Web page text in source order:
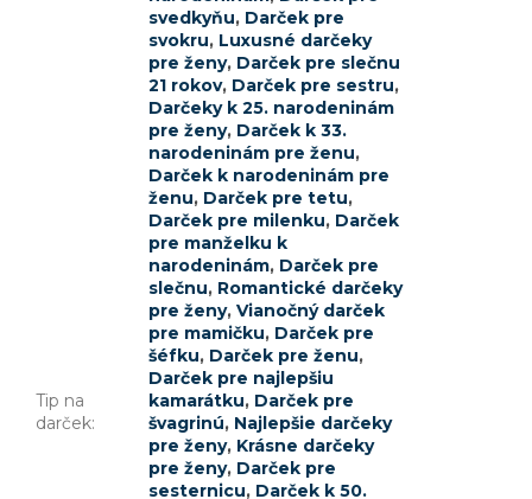
Tip na
darček:
svedkyňu, Darček pre
svokru, Luxusné darčeky
pre ženy, Darček pre slečnu
21 rokov, Darček pre sestru,
Darčeky k 25. narodeninám
pre ženy, Darček k 33.
narodeninám pre ženu,
Darček k narodeninám pre
ženu, Darček pre tetu,
Darček pre milenku, Darček
pre manželku k
narodeninám, Darček pre
slečnu, Romantické darčeky
pre ženy, Vianočný darček
pre mamičku, Darček pre
šéfku, Darček pre ženu,
Darček pre najlepšiu
kamarátku, Darček pre
švagrinú, Najlepšie darčeky
pre ženy, Krásne darčeky
pre ženy, Darček pre
sesternicu, Darček k 50.